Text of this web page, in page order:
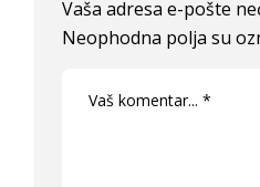
Vaša adresa e-pošte
Neophodna polja su